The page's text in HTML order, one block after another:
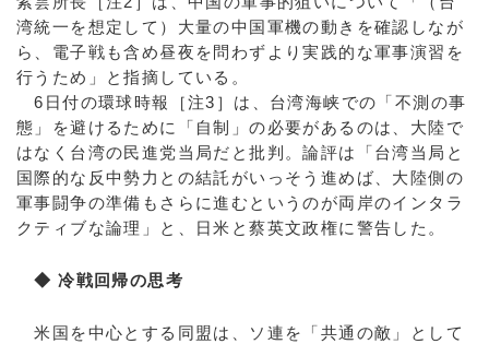
湾統一を想定して）大量の中国軍機の動きを確認しなが
ら、電子戦も含め昼夜を問わずより実践的な軍事演習を
行うため」と指摘している。
6日付の環球時報［注3］は、台湾海峡での「不測の事
態」を避けるために「自制」の必要があるのは、大陸で
はなく台湾の民進党当局だと批判。論評は「台湾当局と
国際的な反中勢力との結託がいっそう進めば、大陸側の
軍事闘争の準備もさらに進むというのが両岸のインタラ
クティブな論理」と、日米と蔡英文政権に警告した。
◆ 冷戦回帰の思考
米国を中心とする同盟は、ソ連を「共通の敵」として